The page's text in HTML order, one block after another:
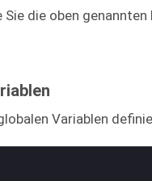
die oben
Variablen